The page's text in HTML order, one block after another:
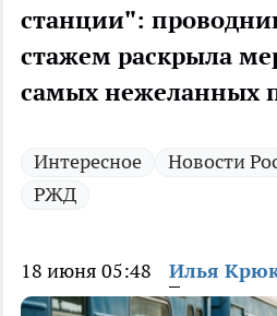
станции":
стажем раскрыла
самых нежеланных
Интересное Новости
РЖД
18 июня 05:48 Илья